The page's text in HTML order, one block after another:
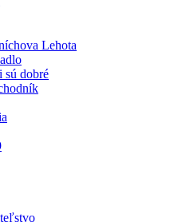
Lehota
sú dobré